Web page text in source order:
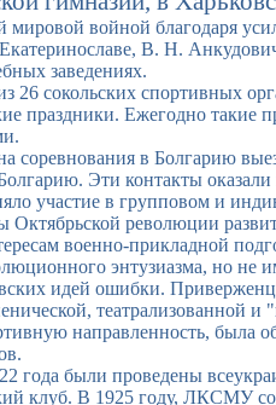
мировой войной благодаря
Екатеринославе, В. Н.
заведениях.
26 сокольских спортивных
праздники. Ежегодно такие
соревнования в Болгарию
Эти контакты
участие в групповом и
Октябрьской революции
военно-прикладной
энтузиазма, но не
идей ошибки.
театрализованной
направленность, была
года были проведены
клуб. В 1925 году, ЛКСМУ